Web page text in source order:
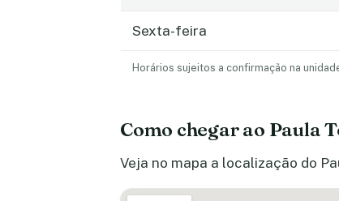
Sexta-feira
Horários sujeitos a confirmação na
Como chegar ao Paula
Veja no mapa a localização do